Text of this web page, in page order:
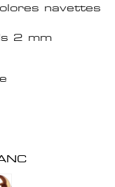
navettes
2 mm